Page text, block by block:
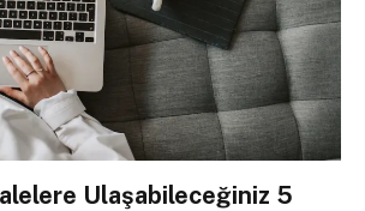
Ulaşabileceğiniz 5